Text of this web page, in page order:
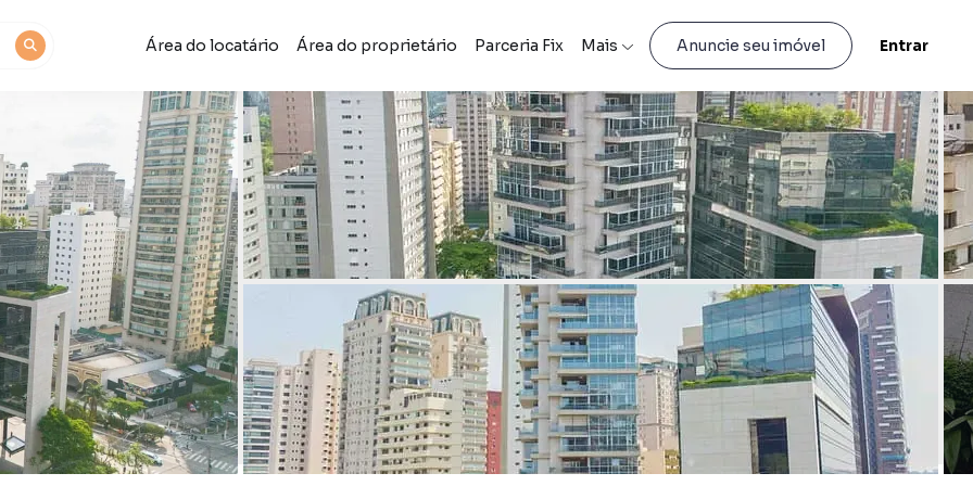
Área do locatário Área do proprietário Parceria Fix Mais Anuncie seu imóvel Entrar